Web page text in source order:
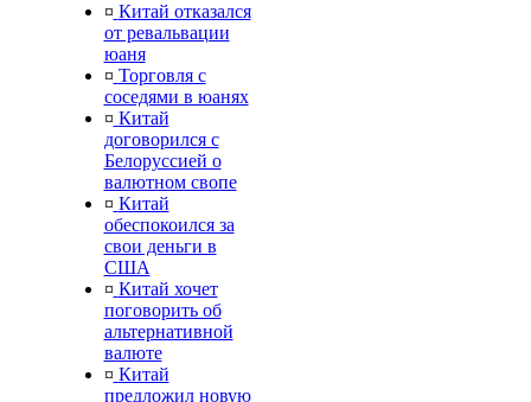
¤ Китай отказался
от ревальвации
юаня
¤ Торговля с
соседями в юанях
¤ Китай
договорился с
Белоруссией о
валютном свопе
¤ Китай
обеспокоился за
свои деньги в
США
¤ Китай хочет
поговорить об
альтернативной
валюте
¤ Китай
предложил новую